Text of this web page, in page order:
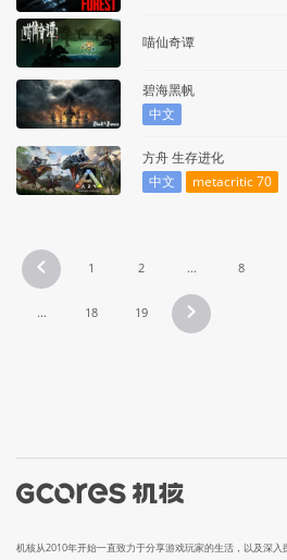
喵仙奇谭
碧海黑帆
中文
方舟 生存进化
中文
metacritic 70
1 2 ... 8
... 18 19
机核从2010年开始一直致力于分享游戏玩家的生活，以及深